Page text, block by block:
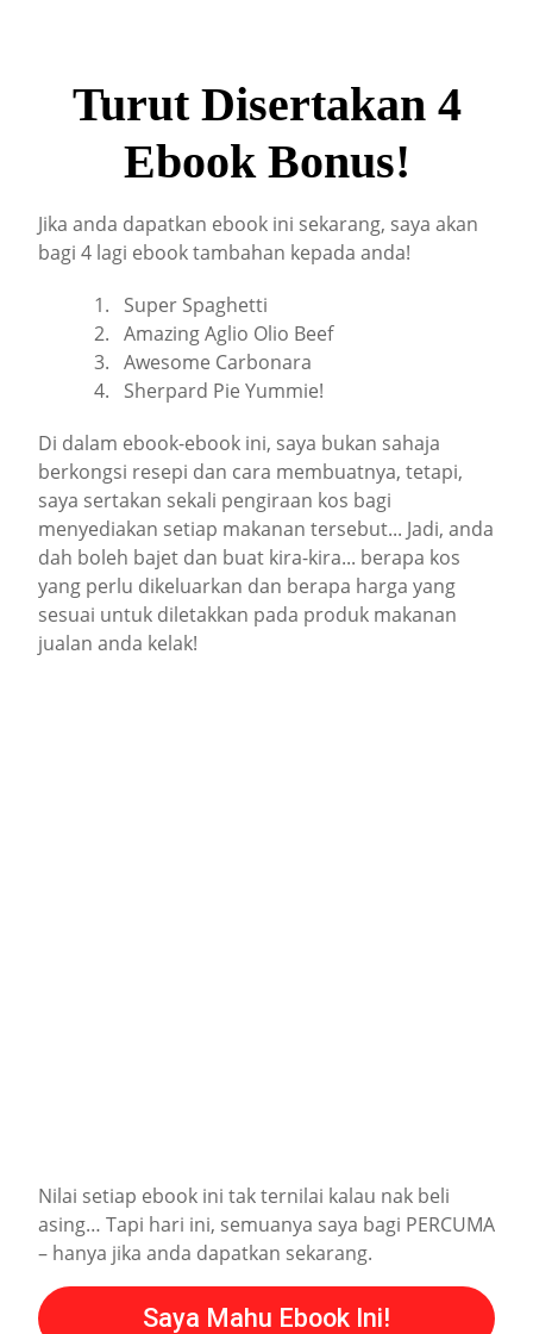
Turut Disertakan 4
Ebook Bonus!
Jika anda dapatkan ebook ini sekarang, saya akan
bagi 4 lagi ebook tambahan kepada anda!
Super Spaghetti
Amazing Aglio Olio Beef
Awesome Carbonara
Sherpard Pie Yummie!
Di dalam ebook-ebook ini, saya bukan sahaja
berkongsi resepi dan cara membuatnya, tetapi,
saya sertakan sekali pengiraan kos bagi
menyediakan setiap makanan tersebut... Jadi, anda
dah boleh bajet dan buat kira-kira... berapa kos
yang perlu dikeluarkan dan berapa harga yang
sesuai untuk diletakkan pada produk makanan
jualan anda kelak!
Nilai setiap ebook ini tak ternilai kalau nak beli
asing… Tapi hari ini, semuanya saya bagi PERCUMA
– hanya jika anda dapatkan sekarang.
Saya Mahu Ebook Ini!